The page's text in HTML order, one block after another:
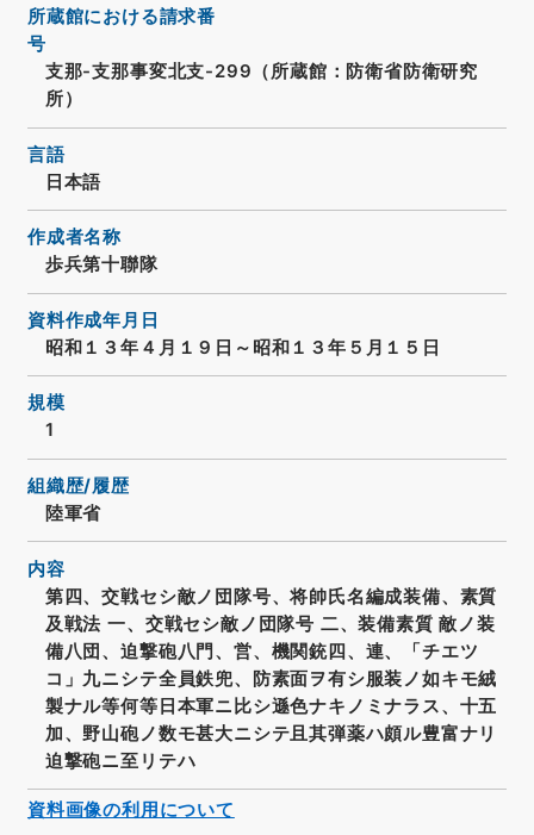
所蔵館における請求番
号
支那-支那事変北支-299（所蔵館：防衛省防衛研究
所）
言語
日本語
作成者名称
歩兵第十聯隊
資料作成年月日
昭和１３年４月１９日～昭和１３年５月１５日
規模
1
組織歴/履歴
陸軍省
内容
第四、交戦セシ敵ノ団隊号、将帥氏名編成装備、素質
及戦法 一、交戦セシ敵ノ団隊号 二、装備素質 敵ノ装
備八団、迫撃砲八門、営、機関銃四、連、「チエツ
コ」九ニシテ全員鉄兜、防素面ヲ有シ服装ノ如キモ絨
製ナル等何等日本軍ニ比シ遜色ナキノミナラス、十五
加、野山砲ノ数モ甚大ニシテ且其弾薬ハ頗ル豊富ナリ
迫撃砲ニ至リテハ
資料画像の利用について